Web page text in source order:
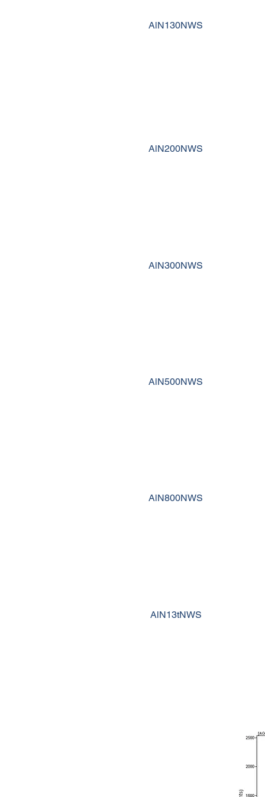
AlN130NWS
AlN200NWS
AlN300NWS
AlN500NWS
AlN800NWS
AlN13tNWS